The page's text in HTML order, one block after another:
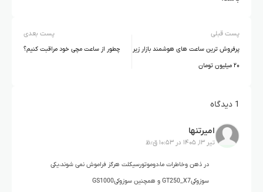
پست قبلی
پرفروش ترین ساعت های هوشمند بازار زیر
۲۰ میلیون تومان
پست بعدی
چطور از ساعت مچی خود مراقبت کنیم؟
1 دیدگاه
امیرتنها
تیر ۱۳, ۱۴۰۵ در ۱۰:۵۳ ق٫ظ
در ذهن وخاطرات ما،دوموتورسیکلت هرگز فراموش نمی شوند،یکی
سوزوکیGT250_X7 و همچنین سوزوکیGS1000